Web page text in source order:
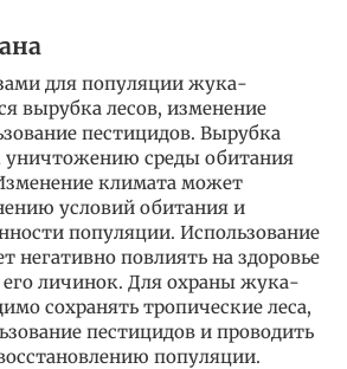
для популяции жука-
вырубка лесов, изменение
пестицидов. Вырубка
уничтожению среды обитания
климата может
условий обитания и
популяции. Использование
негативно повлиять на здоровье
личинок. Для охраны жука-
сохранять тропические леса,
пестицидов и проводить
популяции.